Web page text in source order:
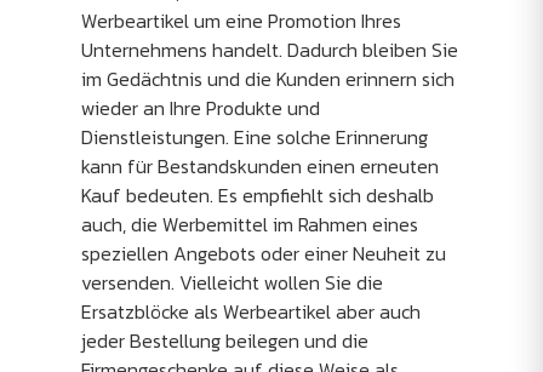
Werbeartikel um eine Promotion Ihres
Unternehmens handelt. Dadurch bleiben Sie
im Gedächtnis und die Kunden erinnern sich
wieder an Ihre Produkte und
Dienstleistungen. Eine solche Erinnerung
kann für Bestandskunden einen erneuten
Kauf bedeuten. Es empfiehlt sich deshalb
auch, die Werbemittel im Rahmen eines
speziellen Angebots oder einer Neuheit zu
versenden. Vielleicht wollen Sie die
Ersatzblöcke als Werbeartikel aber auch
jeder Bestellung beilegen und die